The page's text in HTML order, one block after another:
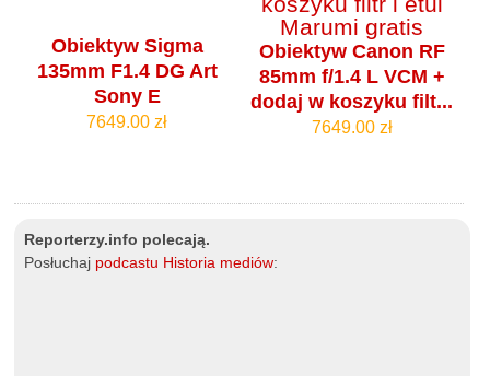
Obiektyw Sigma
135mm F1.4 DG Art
Sony E
7649.00 zł
Obiektyw Canon RF
85mm f/1.4 L VCM +
dodaj w koszyku filt...
7649.00 zł
Reporterzy.info polecają.
Posłuchaj podcastu Historia mediów: